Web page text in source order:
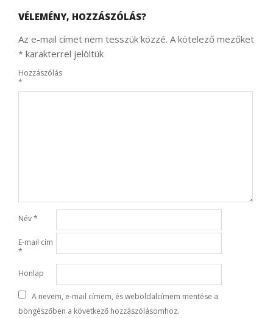
LINK
EMBED
22
VÉLEMÉNY, HOZZÁSZÓLÁS?
Az e-mail címet nem tesszük közzé. A kötelező mezőket
* karakterrel jelöltük
Hozzászólás
*
Név*
E-mail cím
*
Honlap
A nevem, e-mail címem, és weboldalcímem mentése a
böngészőben a következő hozzászólásomhoz.